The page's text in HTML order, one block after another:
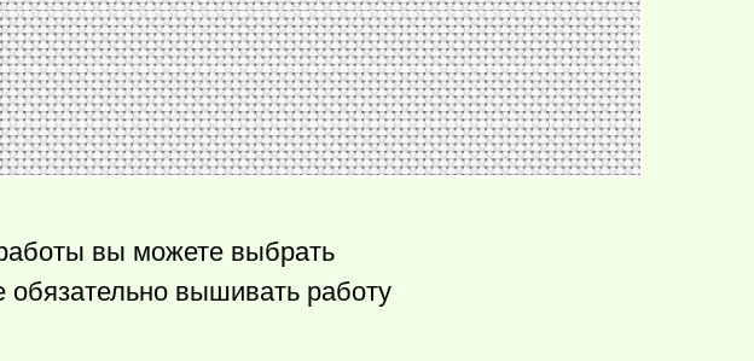
вы можете выбрать
обязательно вышивать работу